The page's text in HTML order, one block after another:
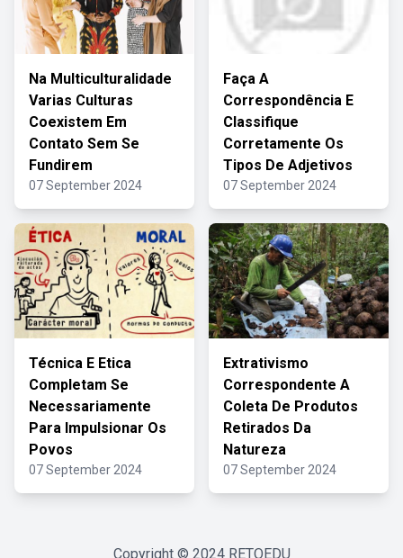
Na Multiculturalidade
Varias Culturas
Coexistem Em
Contato Sem Se
Fundirem
07 September 2024
Faça A
Correspondência E
Classifique
Corretamente Os
Tipos De Adjetivos
07 September 2024
Técnica E Etica
Completam Se
Necessariamente
Para Impulsionar Os
Povos
07 September 2024
Extrativismo
Correspondente A
Coleta De Produtos
Retirados Da
Natureza
07 September 2024
Copyright © 2024 RETOEDU